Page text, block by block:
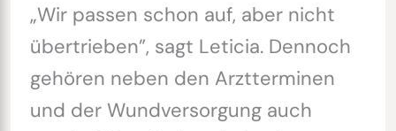
„Wir passen schon auf, aber nicht
übertrieben”, sagt Leticia. Dennoch
gehören neben den Arztterminen
und der Wundversorgung auch